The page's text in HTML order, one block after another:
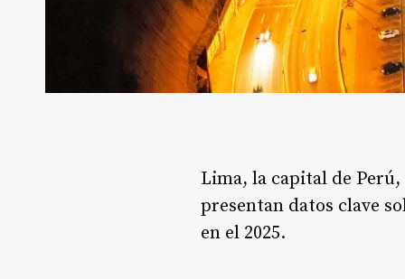
Lima, la capital de
presentan datos clave
en el 2025.